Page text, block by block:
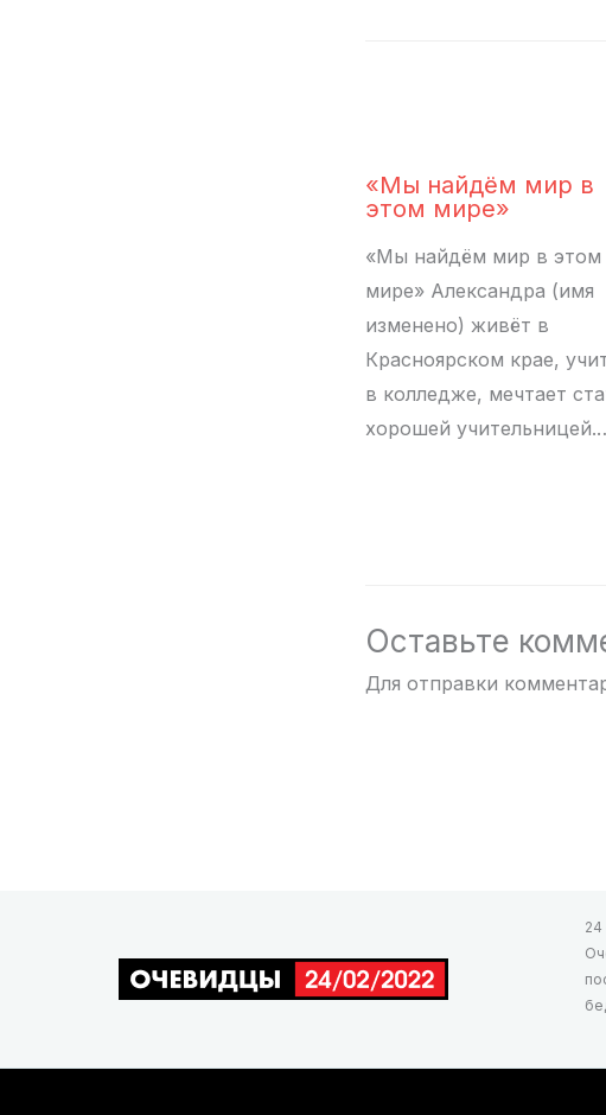
«Мы найдём мир в
этом мире»
«Мы найдём мир в этом
мире» Александра (имя
изменено) живёт в
Красноярском крае,
в колледже, мечтает
хорошей
Оставьте
Для отправки
24